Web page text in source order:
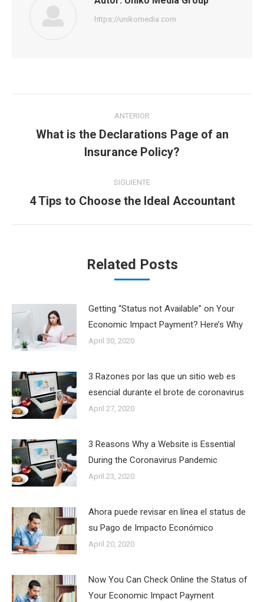
https://unikomedia.com
entre
publicaciones
ANTERIOR
Publicación
anterior:
What is the Declarations Page of an
Insurance Policy?
SIGUIENTE
Publicación
4 Tips to Choose the Ideal Accountant
Related Posts
Getting “Status not Available” on Your
Economic Impact Payment? Here’s Why
April 30, 2020
3 Razones por las que un sitio web es
esencial durante el brote de coronavirus
April 27, 2020
3 Reasons Why a Website is Essential
During the Coronavirus Pandemic
April 23, 2020
Ahora puede revisar en línea el status de
su Pago de Impacto Económico
April 20, 2020
Now You Can Check Online the Status of
Your Economic Impact Payment